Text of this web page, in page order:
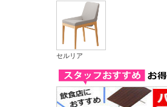
セルリア